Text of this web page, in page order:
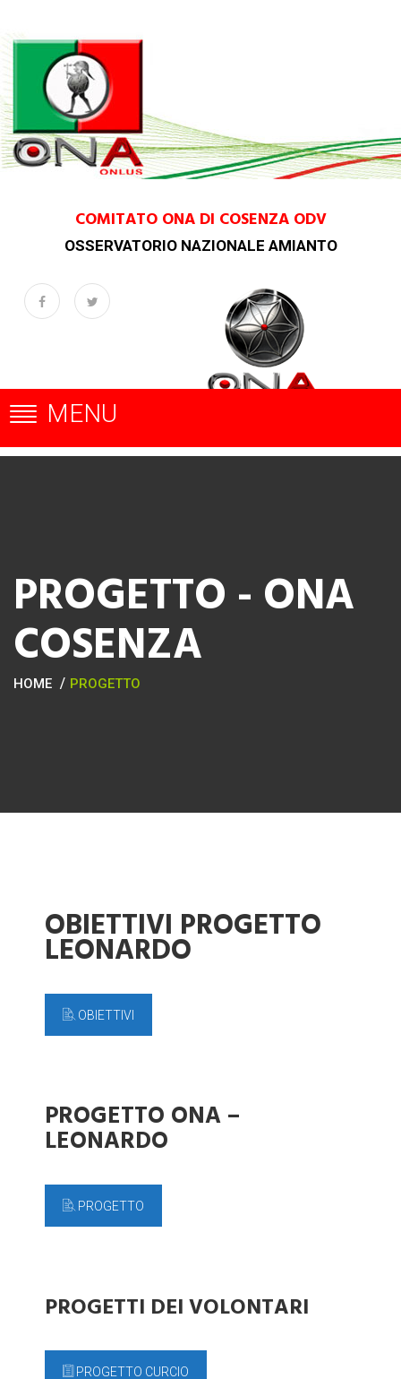
COMITATO ONA DI COSENZA ODV
OSSERVATORIO NAZIONALE AMIANTO
MENU
PROGETTO - ONA
COSENZA
HOME PROGETTO
OBIETTIVI PROGETTO
LEONARDO
OBIETTIVI
PROGETTO ONA –
LEONARDO
PROGETTO
PROGETTI DEI VOLONTARI
PROGETTO CURCIO